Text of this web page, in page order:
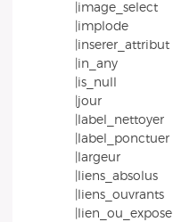
|image_select
|implode
|inserer_attribut
|in_any
|is_null
|jour
|label_nettoyer
|label_ponctuer
|largeur
|liens_absolus
|liens_ouvrants
|lien_ou_expose